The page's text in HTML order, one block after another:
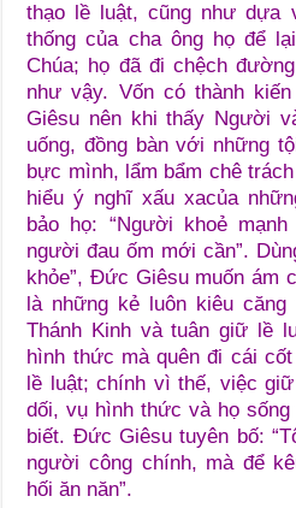
thạo lề luật, cũng như dựa
thống của cha ông họ để
Chúa; họ đã đi chệch
như vậy. Vốn có thành
Giêsu nên khi thấy Người
uống, đồng bàn với những
bực mình, lẩm bẩm chê
hiểu ý nghĩ xấu xacủa
bảo họ: “Người khoẻ
người đau ốm mới cần”.
khỏe”, Đức Giêsu muốn ám
là những kẻ luôn kiêu
Thánh Kinh và tuân giữ lề
hình thức mà quên đi cái
lề luật; chính vì thế, việc
dối, vụ hình thức và họ
biết. Đức Giêsu tuyên bố:
người công chính, mà để
hối ăn năn”.